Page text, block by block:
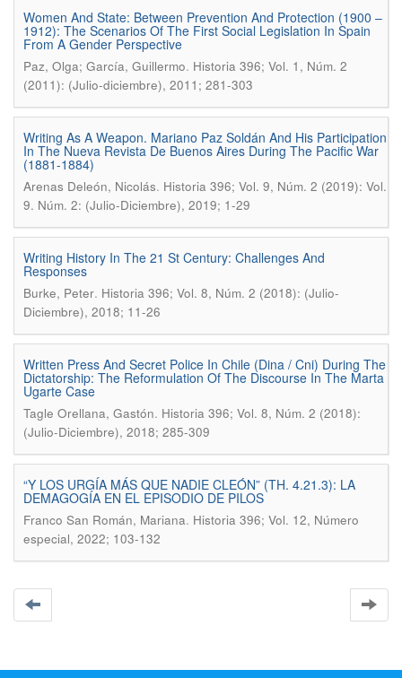
Women And State: Between Prevention And Protection (1900 –
1912): The Scenarios Of The First Social Legislation In Spain
From A Gender Perspective
Paz, Olga; García, Guillermo. Historia 396; Vol. 1, Núm. 2
(2011): (Julio-diciembre), 2011; 281-303
Writing As A Weapon. Mariano Paz Soldán And His Participation
In The Nueva Revista De Buenos Aires During The Pacific War
(1881-1884)
Arenas Deleón, Nicolás. Historia 396; Vol. 9, Núm. 2 (2019): Vol.
9. Núm. 2: (Julio-Diciembre), 2019; 1-29
Writing History In The 21 St Century: Challenges And
Responses
Burke, Peter. Historia 396; Vol. 8, Núm. 2 (2018): (Julio-
Diciembre), 2018; 11-26
Written Press And Secret Police In Chile (Dina / Cni) During The
Dictatorship: The Reformulation Of The Discourse In The Marta
Ugarte Case
Tagle Orellana, Gastón. Historia 396; Vol. 8, Núm. 2 (2018):
(Julio-Diciembre), 2018; 285-309
“Y LOS URGÍA MÁS QUE NADIE CLEÓN” (TH. 4.21.3): LA
DEMAGOGÍA EN EL EPISODIO DE PILOS
Franco San Román, Mariana. Historia 396; Vol. 12, Número
especial, 2022; 103-132